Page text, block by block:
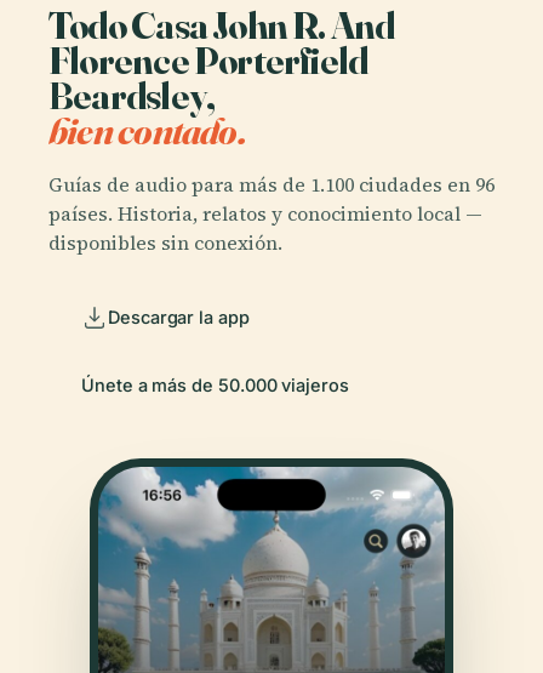
Todo Casa John R. And
Florence Porterfield
Beardsley,
bien contado.
Guías de audio para más de 1.100 ciudades en 96
países. Historia, relatos y conocimiento local —
disponibles sin conexión.
Descargar la app
Únete a más de 50.000 viajeros